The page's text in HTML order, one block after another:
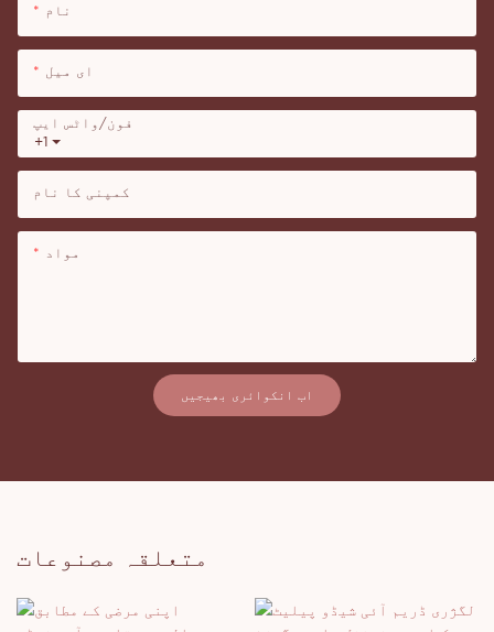
نام
ای میل
+1
فون/واٹس ایپ
کمپنی کا نام
مواد
اب انکوائری بھیجیں
متعلقہ مصنوعات